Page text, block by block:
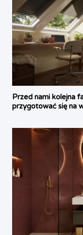
Przed nami kolejna
przygotować się na